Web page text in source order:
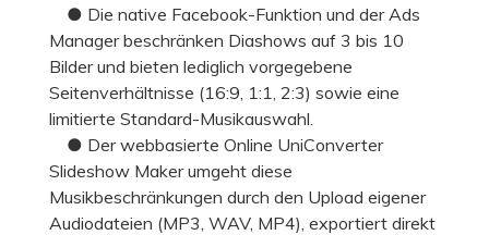
● Die native Facebook-Funktion und der Ads
Manager beschränken Diashows auf 3 bis 10
Bilder und bieten lediglich vorgegebene
Seitenverhältnisse (16:9, 1:1, 2:3) sowie eine
limitierte Standard-Musikauswahl.
● Der webbasierte Online UniConverter
Slideshow Maker umgeht diese
Musikbeschränkungen durch den Upload eigener
Audiodateien (MP3, WAV, MP4), exportiert direkt